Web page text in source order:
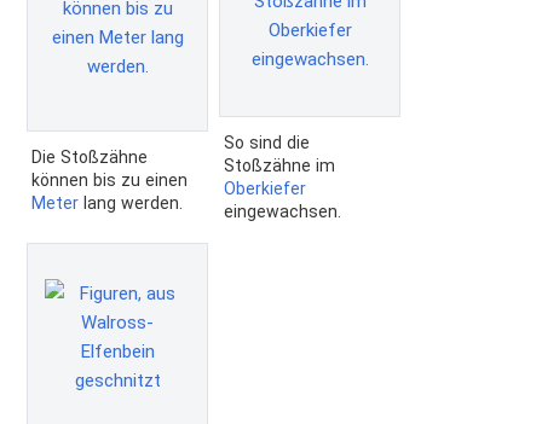
Die Stoßzähne
können bis zu einen
Meter lang werden.
So sind die
Stoßzähne im
Oberkiefer
eingewachsen.